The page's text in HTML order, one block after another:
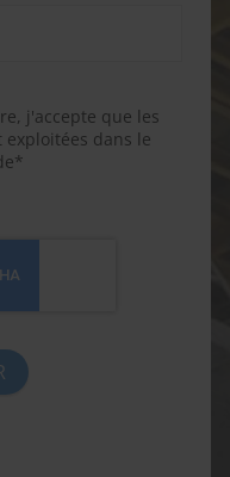
j'accepte que les
dans le